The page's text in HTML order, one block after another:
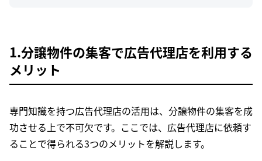
1.分譲物件の集客で広告代理店を利用する
メリット
専門知識を持つ広告代理店の活用は、分譲物件の集客を成
功させる上で不可欠です。ここでは、広告代理店に依頼す
ることで得られる3つのメリットを解説します。